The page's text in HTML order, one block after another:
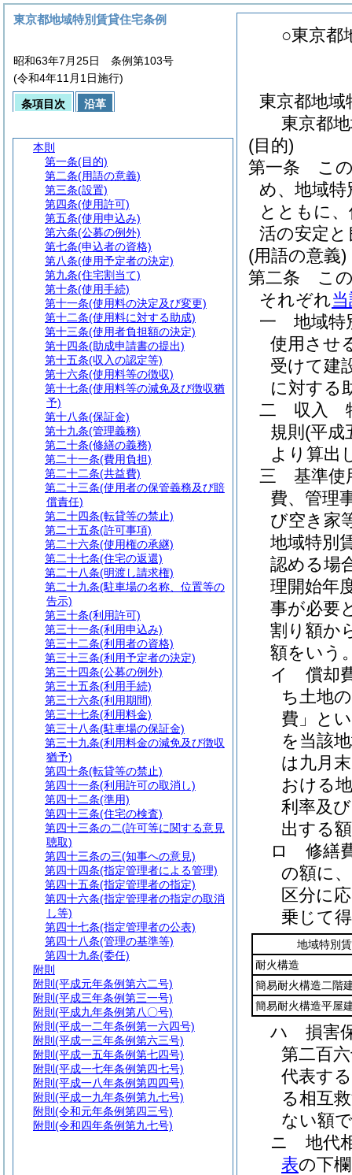
○東京都
東京都地
東京都
(目的)
第一条
こ
め、地域
とともに
活の安定
(用語の意義)
第二条
こ
それぞれ
一
地域
使用させ
受けて建
に対する
二
収入
規則 (平成
より算出
三
基準
費、管理
び空き家
地域特別
認める場
理開始年
事が必要
割り額か
額をいう
イ
償却
ち土地
費」と
を当該
は九月
おける
利率及
出する
ロ
修繕
の額に、
区分に
乗じて
地域特別
耐火構造
簡易耐火構造二階
簡易耐火構造平屋
ハ
損害
第二百
代表す
る相互
ない額
ニ
地代
表の下
東京都地域特別賃貸住宅条例
昭和63年7月25日 条例第103号
(令和4年11月1日施行)
条項目次 沿革
本則
第一条(目的)
第二条(用語の意義)
第三条(設置)
第四条(使用許可)
第五条(使用申込み)
第六条(公募の例外)
第七条(申込者の資格)
第八条(使用予定者の決定)
第九条(住宅割当て)
第十条(使用手続)
第十一条(使用料の決定及び変更)
第十二条(使用料に対する助成)
第十三条(使用者負担額の決定)
第十四条(助成申請書の提出)
第十五条(収入の認定等)
第十六条(使用料等の徴収)
第十七条(使用料等の減免及び徴収猶
予)
第十八条(保証金)
第十九条(管理義務)
第二十条(修繕の義務)
第二十一条(費用負担)
第二十二条(共益費)
第二十三条(使用者の保管義務及び賠
償責任)
第二十四条(転貸等の禁止)
第二十五条(許可事項)
第二十六条(使用権の承継)
第二十七条(住宅の返還)
第二十八条(明渡し請求権)
第二十九条(駐車場の名称、位置等の
告示)
第三十条(利用許可)
第三十一条(利用申込み)
第三十二条(利用者の資格)
第三十三条(利用予定者の決定)
第三十四条(公募の例外)
第三十五条(利用手続)
第三十六条(利用期間)
第三十七条(利用料金)
第三十八条(駐車場の保証金)
第三十九条(利用料金の減免及び徴収
猶予)
第四十条(転貸等の禁止)
第四十一条(利用許可の取消し)
第四十二条(準用)
第四十三条(住宅の検査)
第四十三条の二(許可等に関する意見
聴取)
第四十三条の三(知事への意見)
第四十四条(指定管理者による管理)
第四十五条(指定管理者の指定)
第四十六条(指定管理者の指定の取消
し等)
第四十七条(指定管理者の公表)
第四十八条(管理の基準等)
第四十九条(委任)
附則
附則 (平成元年条例第六二号)
附則 (平成三年条例第三一号)
附則 (平成九年条例第八〇号)
附則 (平成一二年条例第一六四号)
附則 (平成一三年条例第六三号)
附則 (平成一五年条例第七四号)
附則 (平成一七年条例第四七号)
附則 (平成一八年条例第四四号)
附則 (平成一九年条例第九七号)
附則 (令和元年条例第四三号)
附則 (令和四年条例第九七号)